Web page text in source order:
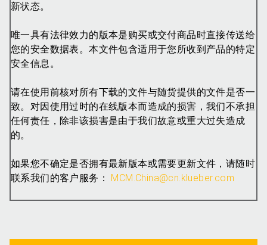
新状态。
唯一具有法律效力的版本是购买或交付商品时直接传送给
您的安全数据表。本文件包含适用于您所收到产品的特定
安全信息。
请在使用前核对所有下载的文件与随货提供的文件是否一
致。对因使用过时的在线版本而造成的损害，我们不承担
任何责任，除非该损害是由于我们故意或重大过失造成
的。
如果您不确定是否拥有最新版本或需要更新文件，请随时
联系我们的客户服务： MCM.China@cn.klueber.com